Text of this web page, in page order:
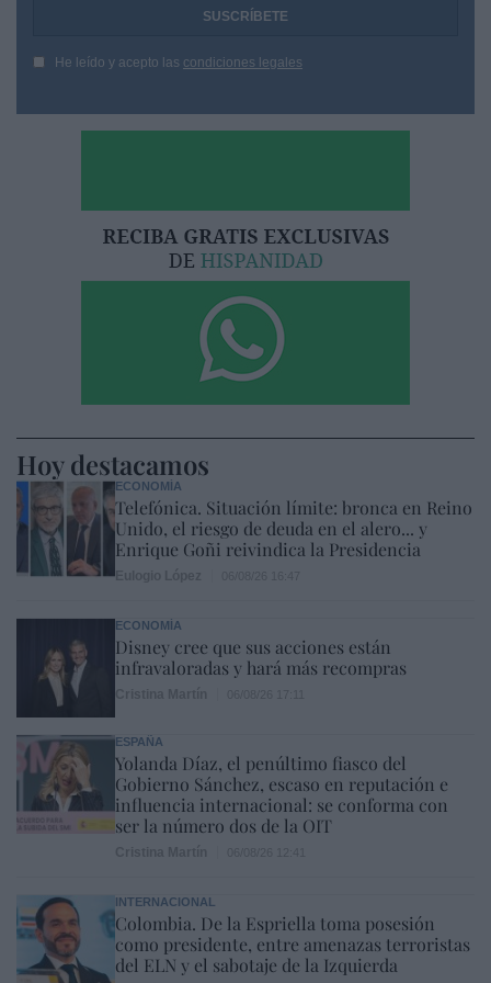
He leído y acepto las condiciones legales
Hoy destacamos
ECONOMÍA
Telefónica. Situación límite: bronca en Reino
Unido, el riesgo de deuda en el alero... y
Enrique Goñi reivindica la Presidencia
ECONOMÍA
Disney cree que sus acciones están
infravaloradas y hará más recompras
ESPAÑA
Yolanda Díaz, el penúltimo fiasco del
Gobierno Sánchez, escaso en reputación e
influencia internacional: se conforma con
ser la número dos de la OIT
INTERNACIONAL
Colombia. De la Espriella toma posesión
como presidente, entre amenazas terroristas
del ELN y el sabotaje de la Izquierda